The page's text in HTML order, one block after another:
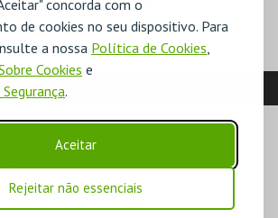
concorda com o
de cookies no seu dispositivo. Para
a nossa Política de Cookies
Cookies e
.
Aceitar
Rejeitar não essenciais
Cinemateca-Junior.aspx
Júnior